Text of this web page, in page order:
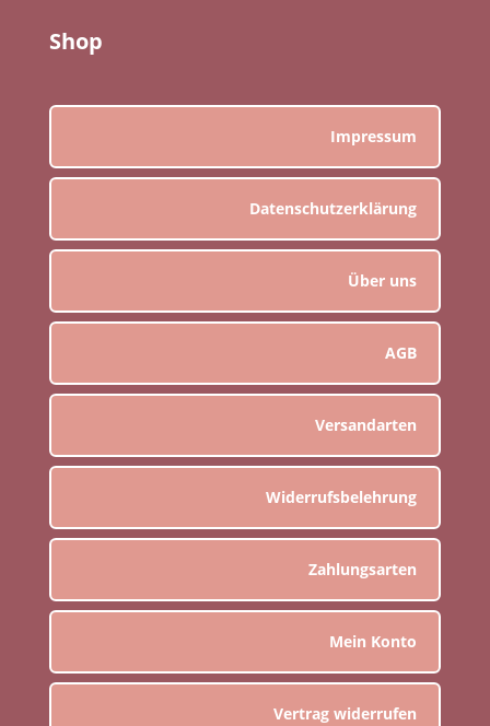
Shop
Impressum
Datenschutzerklärung
Über uns
AGB
Versandarten
Widerrufsbelehrung
Zahlungsarten
Mein Konto
Vertrag widerrufen